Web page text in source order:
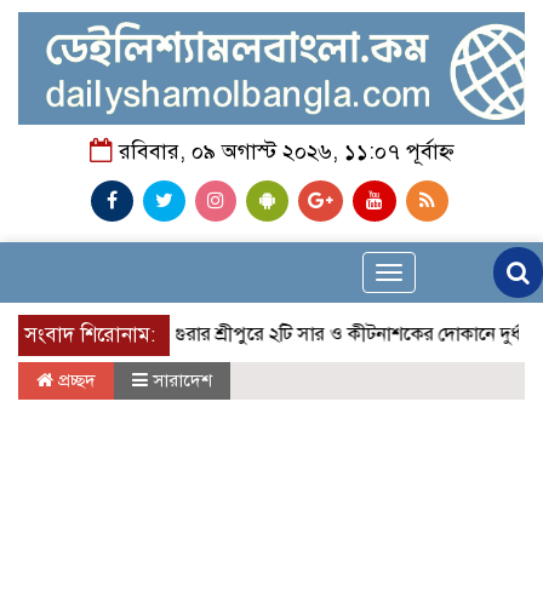
রবিবার, ০৯ অগাস্ট ২০২৬, ১১:০৭ পূর্বাহ্ন
Toggle
navigation
সংবাদ শিরোনাম:মাগুরার শ্রীপুরে ২টি সার ও কীটনাশকের দোকানে দুর্ধর্ষ চুরি
প্রচ্ছদ সারাদেশ